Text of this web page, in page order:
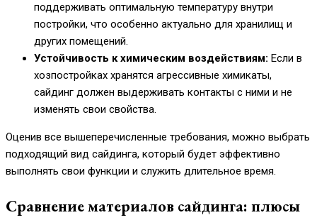
поддерживать оптимальную температуру внутри
постройки, что особенно актуально для хранилищ и
других помещений.
Устойчивость к химическим воздействиям: Если в
хозпостройках хранятся агрессивные химикаты,
сайдинг должен выдерживать контакты с ними и не
изменять свои свойства.
Оценив все вышеперечисленные требования, можно выбрать
подходящий вид сайдинга, который будет эффективно
выполнять свои функции и служить длительное время.
Сравнение материалов сайдинга: плюсы